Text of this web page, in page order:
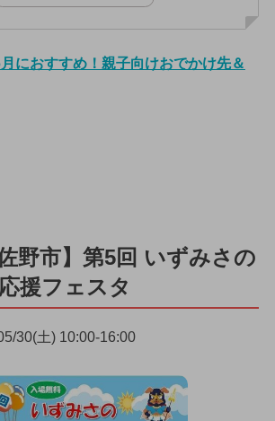
月におすすめ！親子向けおでかけ先＆
野市】第5回 いずみさの
援フェスタ
30(土) 10:00-16:00